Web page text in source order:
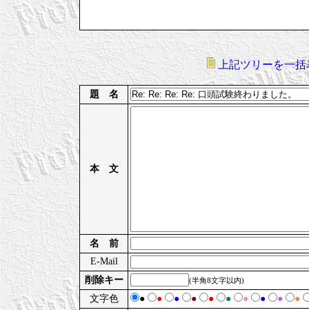
上記ツリーを一括
題 名
本 文
名 前
E-Mail
削除キー
(半角8文字以内)
文字色 ● ● ● ● ● ● ● ● ● ●